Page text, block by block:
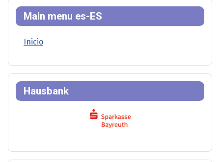
Main menu es-ES
Inicio
Hausbank